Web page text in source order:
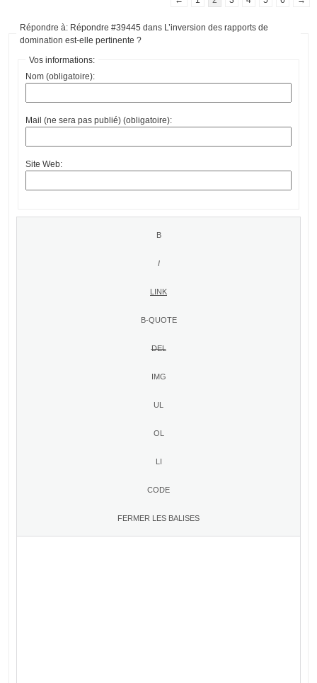
Répondre à: Répondre #39445 dans L’inversion des rapports de
domination est-elle pertinente ?
Vos informations:
Nom (obligatoire):
Mail (ne sera pas publié) (obligatoire):
Site Web: